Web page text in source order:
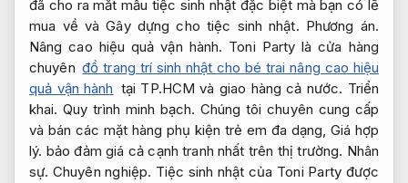
đã cho ra mắt mẫu tiệc sinh nhật đặc biệt mà bạn có lẽ
mua về và Gây dựng cho tiệc sinh nhật. Phương án.
Nâng cao hiệu quả vận hành. Toni Party là cửa hàng
chuyên đồ trang trí sinh nhật cho bé trai nâng cao hiệu
quả vận hành tại TP.HCM và giao hàng cả nước. Triển
khai. Quy trình minh bạch. Chúng tôi chuyên cung cấp
và bán các mặt hàng phụ kiện trẻ em đa dạng, Giá hợp
lý. bảo đảm giá cả cạnh tranh nhất trên thị trường. Nhân
sự. Chuyên nghiệp. Tiệc sinh nhật của Toni Party được